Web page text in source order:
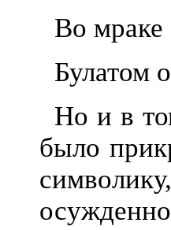
Во мраке
Булатом
Но и в
было